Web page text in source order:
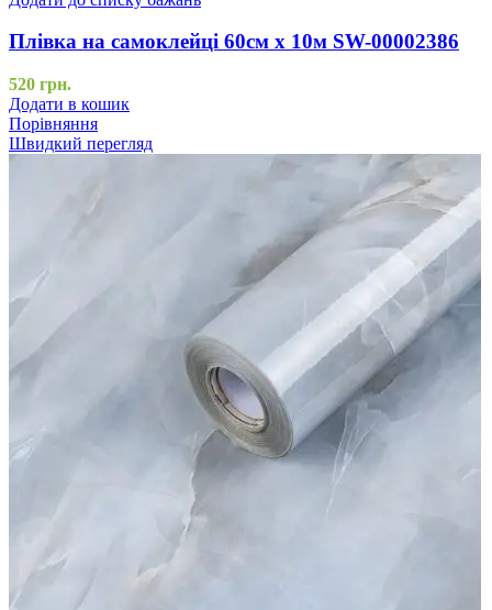
Плівка на самоклейці 60см х 10м SW-00002386
520 грн.
Додати в кошик
Порівняння
Швидкий перегляд